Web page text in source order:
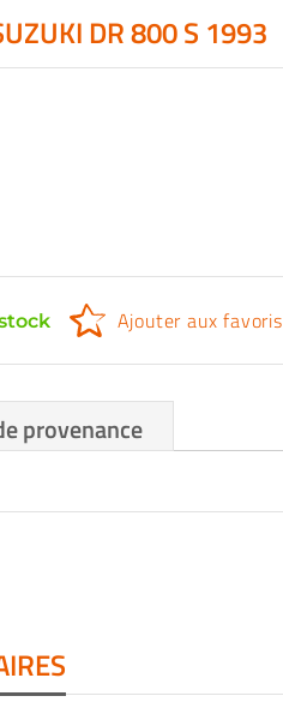
DR 800 S 1993
Ajouter aux favoris
provenance